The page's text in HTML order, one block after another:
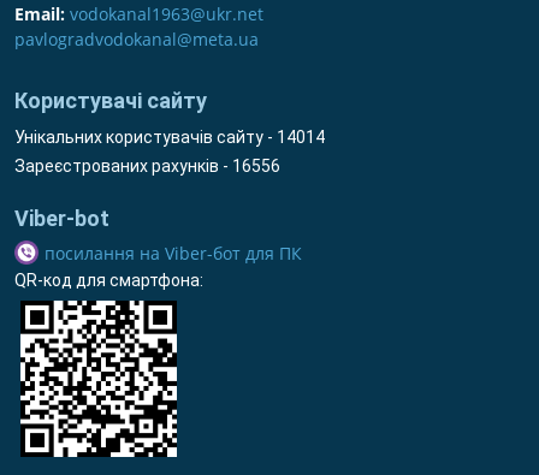
Email: vodokanal1963@ukr.net
pavlogradvodokanal@meta.ua
Користувачі сайту
Унікальних користувачів сайту - 14014
Зареєстрованих рахунків - 16556
Viber-bot
посилання на Viber-бот для ПК
QR-код для смартфона: